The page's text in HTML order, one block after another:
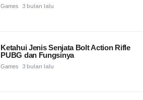
Games 3 bulan lalu
Ketahui Jenis Senjata Bolt Action Rifle
PUBG dan Fungsinya
Games 3 bulan lalu